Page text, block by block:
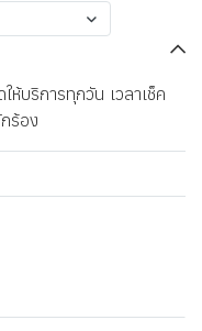
ห้บริการทุกวัน เวลาเช็ค
ร้อง